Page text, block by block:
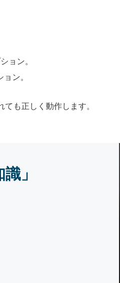
ョン。
ン。
も正しく動作します。
」